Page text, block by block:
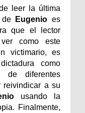
leer la última
Eugenio es
que el lector
como este
victimario, es
como
de diferentes
reivindicar a su
usando la
Finalmente,